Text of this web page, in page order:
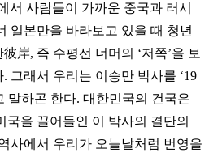
서 사람들이 가까운 중국과 러시
일본만을 바라보고 있을 때 청년
岸, 즉 수평선 너머의 ‘저쪽’을 보
그래서 우리는 이승만 박사를 ‘19
말하곤 한다. 대한민국의 건국은
국을 끌어들인 이 박사의 결단의
사에서 우리가 오늘날처럼 번영을